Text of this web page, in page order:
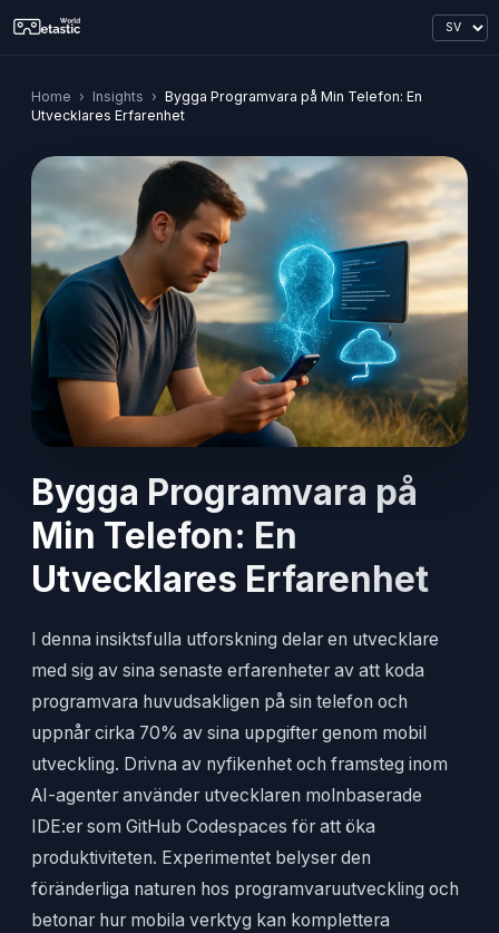
Home › Insights › Bygga Programvara på Min Telefon: En
Utvecklares Erfarenhet
Bygga Programvara på
Min Telefon: En
Utvecklares Erfarenhet
I denna insiktsfulla utforskning delar en utvecklare
med sig av sina senaste erfarenheter av att koda
programvara huvudsakligen på sin telefon och
uppnår cirka 70% av sina uppgifter genom mobil
utveckling. Drivna av nyfikenhet och framsteg inom
AI-agenter använder utvecklaren molnbaserade
IDE:er som GitHub Codespaces för att öka
produktiviteten. Experimentet belyser den
föränderliga naturen hos programvaruutveckling och
betonar hur mobila verktyg kan komplettera